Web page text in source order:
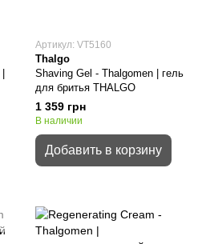
Артикул: VT5160
Thalgo
Shaving Gel - Thalgomen | гель
для бритья THALGO
1 359 грн
В наличии
Добавить в корзину